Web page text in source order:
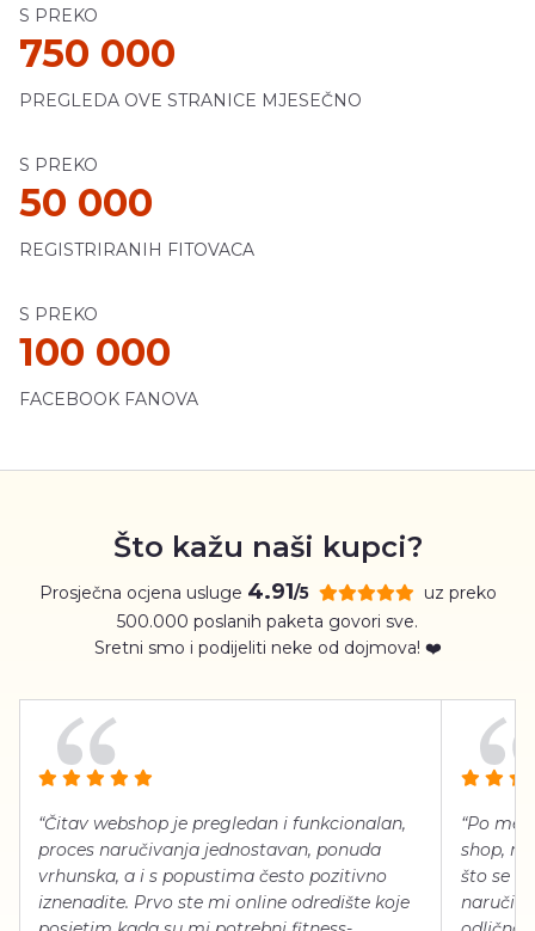
S PREKO
750 000
PREGLEDA OVE STRANICE MJESEČNO
S PREKO
50 000
REGISTRIRANIH FITOVACA
S PREKO
100 000
FACEBOOK FANOVA
Što kažu naši kupci?
Prosječna ocjena usluge 4.91/5
uz preko
500.000 poslanih paketa govori sve.
Sretni smo i podijeliti neke od dojmova! ❤️
“Čitav webshop je pregledan i funkcionalan,
proces naručivanja jednostavan, ponuda
vrhunska, a i s popustima često pozitivno
iznenadite. Prvo ste mi online odredište koje
“Po
shop,
što se
naručiti,